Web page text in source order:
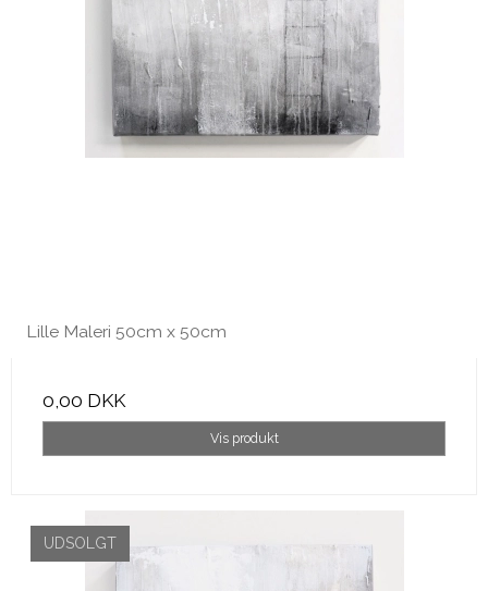
Lille Maleri 50cm x 50cm
0,00 DKK
Vis produkt
UDSOLGT